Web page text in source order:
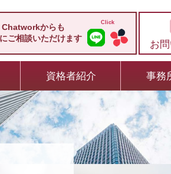
Chatworkからも
ご相談いただけます
お
資格者紹介 事務